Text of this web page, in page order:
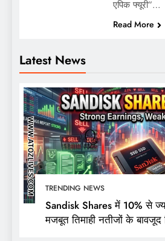
Latest News
TRENDING NEWS
Sandisk Shares में 10% से
मजबूत तिमाही नतीजों के
एपिक फ्यूरी”…
Read More